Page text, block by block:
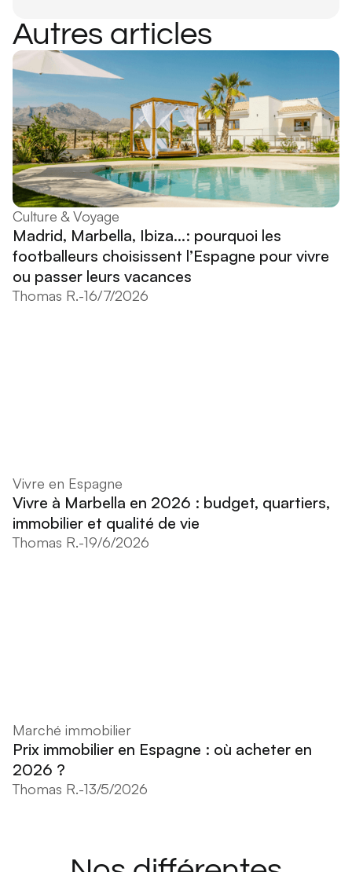
Autres articles
Culture & Voyage
Madrid, Marbella, Ibiza...: pourquoi les
footballeurs choisissent l’Espagne pour vivre
ou passer leurs vacances
Thomas R.-16/7/2026
Vivre en Espagne
Vivre à Marbella en 2026 : budget, quartiers,
immobilier et qualité de vie
Thomas R.-19/6/2026
Marché immobilier
Prix immobilier en Espagne : où acheter en
2026 ?
Thomas R.-13/5/2026